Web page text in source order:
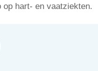
op hart- en vaatziekten.